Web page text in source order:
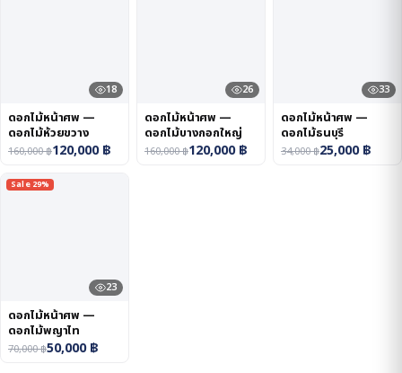
18
ดอกไม้หน้าศพ —
ดอกไม้ห้วยขวาง
160,000฿120,000฿
26
ดอกไม้หน้าศพ —
ดอกไม้บางกอกใหญ่
160,000฿120,000฿
33
ดอกไม้หน้าศพ —
ดอกไม้ธนบุรี
34,000฿25,000฿
Sale 29%
23
ดอกไม้หน้าศพ —
ดอกไม้พญาไท
70,000฿50,000฿